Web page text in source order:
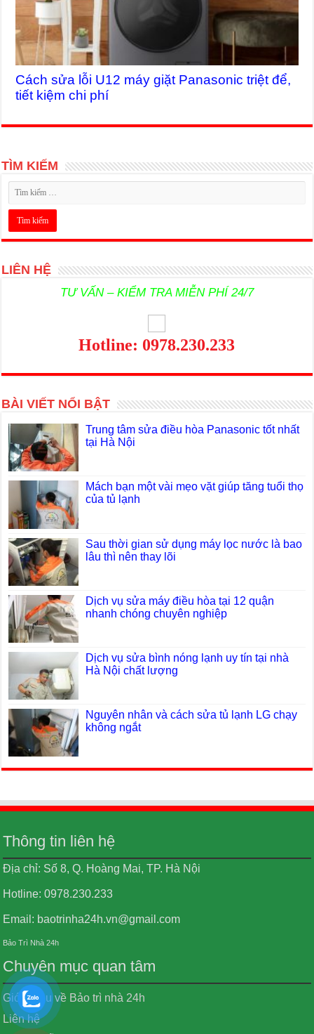
Cách sửa lỗi U12 máy giặt Panasonic triệt để,
tiết kiệm chi phí
TÌM KIẾM
LIÊN HỆ
TƯ VẤN – KIỂM TRA MIỄN PHÍ 24/7
Hotline: 0978.230.233
BÀI VIẾT NỔI BẬT
Trung tâm sửa điều hòa Panasonic tốt nhất
tại Hà Nội
Mách bạn một vài mẹo vặt giúp tăng tuổi thọ
của tủ lạnh
Sau thời gian sử dụng máy lọc nước là bao
lâu thì nên thay lõi
Dịch vụ sửa máy điều hòa tại 12 quận
nhanh chóng chuyên nghiệp
Dịch vụ sửa bình nóng lạnh uy tín tại nhà
Hà Nội chất lượng
Nguyên nhân và cách sửa tủ lạnh LG chạy
không ngắt
Thông tin liên hệ
Địa chỉ: Số 8, Q. Hoàng Mai, TP. Hà Nội
Hotline: 0978.230.233
Email: baotrinha24h.vn@gmail.com
Bảo Trì Nhà 24h
Chuyên mục quan tâm
Giới thiệu về Bảo trì nhà 24h
Liên hệ